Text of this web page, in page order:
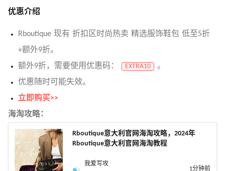
优惠介绍
Rboutique 现有 折扣区时尚热卖 精选服饰鞋包 低至5折
+额外9折。
额外9折，需要使用优惠码：
EXTRA10
。
优惠随时可能失效。
立即购买>>
海淘攻略：
Rboutique意大利官网海淘攻略，2024年
Rboutique意大利官网海淘教程
我爱写攻
1分钟前